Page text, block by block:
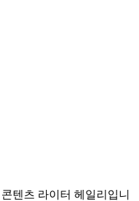
텐츠 라이터 헤일리입니